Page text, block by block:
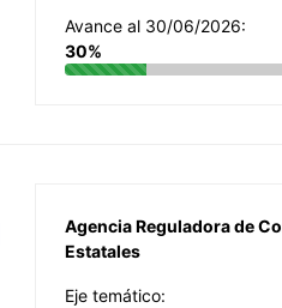
Avance al 30/06/2026:
30%
Agencia Reguladora de
Estatales
Eje temático: